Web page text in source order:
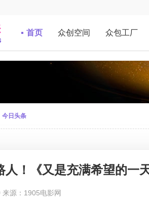
首页 众创空间 众包工厂
今日头条
人！《又是充满希望的一
源：1905电影网